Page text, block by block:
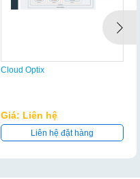
Cloud Optix
Giá: Liên hệ
Liên hệ đặt hàng